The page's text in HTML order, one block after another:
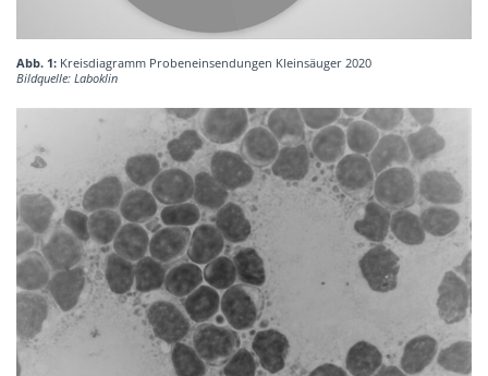
Abb. 1: Kreisdiagramm Probeneinsendungen Kleinsäuger 2020
Bildquelle: Laboklin